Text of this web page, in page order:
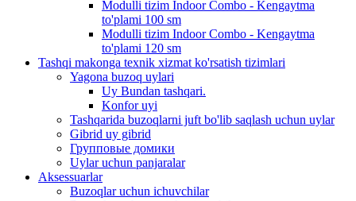
Modulli tizim Indoor Combo - Kengaytma
to'plami 100 sm
Modulli tizim Indoor Combo - Kengaytma
to'plami 120 sm
Tashqi makonga texnik xizmat ko'rsatish tizimlari
Yagona buzoq uylari
Uy Bundan tashqari.
Konfor uyi
Tashqarida buzoqlarni juft bo'lib saqlash uchun uylar
Gibrid uy gibrid
Групповые домики
Uylar uchun panjaralar
Aksessuarlar
Buzoqlar uchun ichuvchilar